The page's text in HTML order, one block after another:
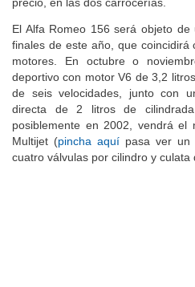
El Alfa Romeo 156 será objeto
finales de este año, que coincidirá
motores. En octubre o
deportivo con motor V6 de 3,2
de seis velocidades, junto con
directa de 2 litros de
posiblemente en 2002, vendrá el
Multijet (pincha aquí pasa ver un
cuatro válvulas por cilindro y culata